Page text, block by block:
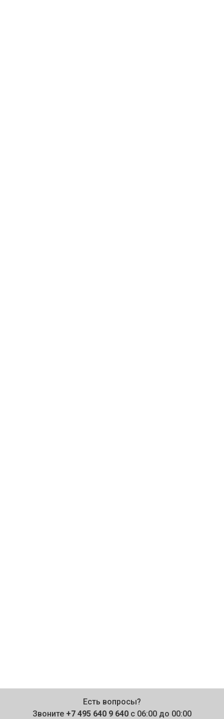
Есть вопросы?
Звоните +7 495 640 9 640 с 06:00 до 00:00